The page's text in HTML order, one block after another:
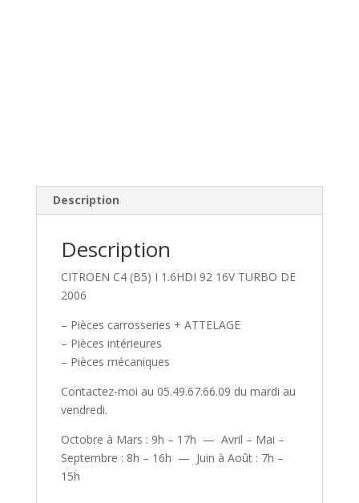
Description
Description
CITROEN C4 (B5) I 1.6HDI 92 16V TURBO DE
2006
– Pièces carrosseries + ATTELAGE
– Pièces intérieures
– Pièces mécaniques
Contactez-moi au 05.49.67.66.09 du mardi au
vendredi.
Octobre à Mars : 9h – 17h — Avril – Mai –
Septembre : 8h – 16h — Juin à Août : 7h –
15h